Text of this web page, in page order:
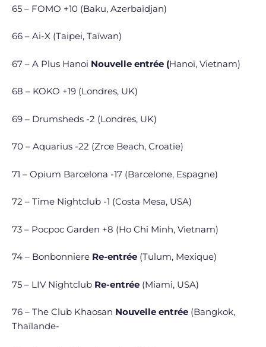
65 – FOMO +10 (Baku, Azerbaïdjan)
66 – Ai-X (Taipei, Taïwan)
67 – A Plus Hanoi Nouvelle entrée (Hanoï, Vietnam)
68 – KOKO +19 (Londres, UK)
69 – Drumsheds -2 (Londres, UK)
70 – Aquarius -22 (Zrce Beach, Croatie)
71 – Opium Barcelona -17 (Barcelone, Espagne)
72 – Time Nightclub -1 (Costa Mesa, USA)
73 – Pocpoc Garden +8 (Ho Chi Minh, Vietnam)
74 – Bonbonniere Re-entrée (Tulum, Mexique)
75 – LIV Nightclub Re-entrée (Miami, USA)
76 – The Club Khaosan Nouvelle entrée (Bangkok,
Thaïlande-